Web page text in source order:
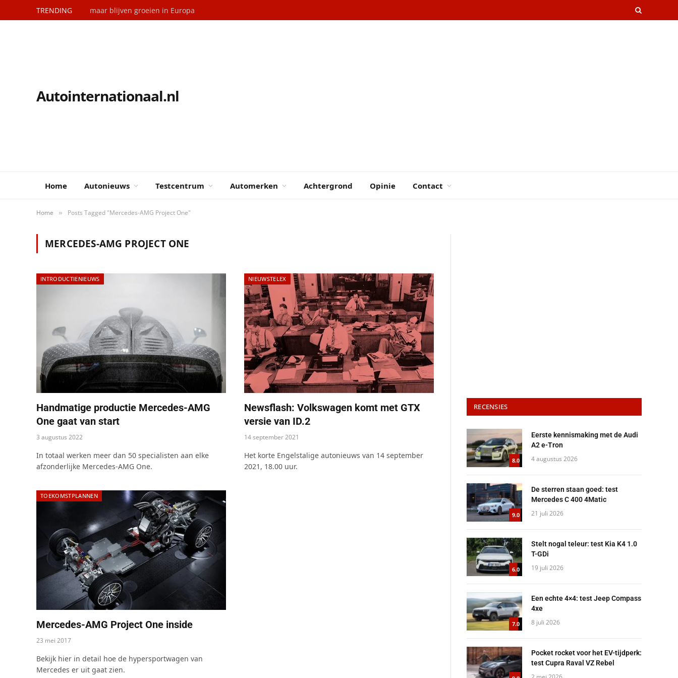
TRENDING maar blijven groeien in Europa
Autointernationaal.nl
Home Autonieuws Testcentrum Automerken Achtergrond Opinie Contact
Home » Posts Tagged "Mercedes-AMG Project One"
MERCEDES-AMG PROJECT ONE
INTRODUCTIENIEUWS
Handmatige productie Mercedes-AMG
One gaat van start
3 augustus 2022
In totaal werken meer dan 50 specialisten aan elke
afzonderlijke Mercedes-AMG One.
NIEUWSTELEX
Newsflash: Volkswagen komt met GTX
versie van ID.2
14 september 2021
Het korte Engelstalige autonieuws van 14 september
2021, 18.00 uur.
TOEKOMSTPLANNEN
Mercedes-AMG Project One inside
23 mei 2017
Bekijk hier in detail hoe de hypersportwagen van
Mercedes er uit gaat zien.
RECENSIES
8.0
Eerste kennismaking met de Audi
A2 e-Tron
4 augustus 2026
9.0
De sterren staan goed: test
Mercedes C 400 4Matic
21 juli 2026
6.0
Stelt nogal teleur: test Kia K4 1.0
T-GDi
19 juli 2026
7.0
Een echte 4×4: test Jeep Compass
4xe
8 juli 2026
Pocket rocket voor het EV-tijdperk:
test Cupra Raval VZ Rebel